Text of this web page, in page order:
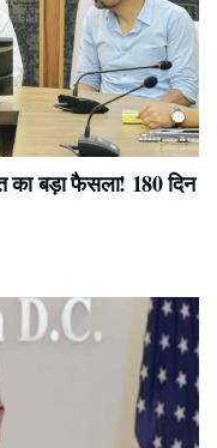
का बड़ा फैसला! 180 दिन